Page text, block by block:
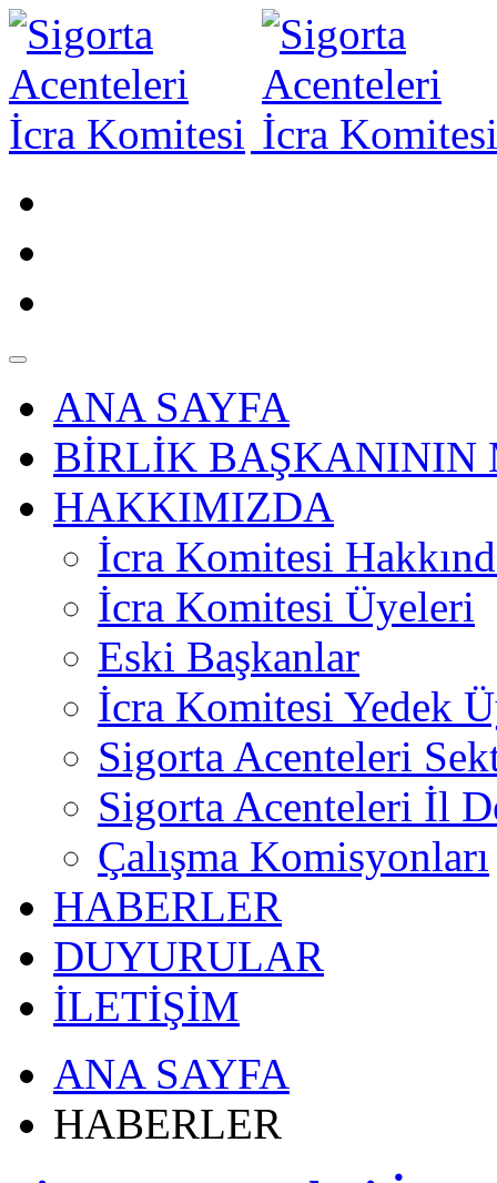
ANA SAYFA
BİRLİK BAŞKANININ
HAKKIMIZDA
İcra Komitesi
İcra Komitesi Üyeleri
Eski Başkanlar
İcra Komitesi Yedek
Sigorta Acenteleri
Sigorta Acenteleri İl
Çalışma Komisyonları
HABERLER
DUYURULAR
İLETİŞİM
ANA SAYFA
HABERLER